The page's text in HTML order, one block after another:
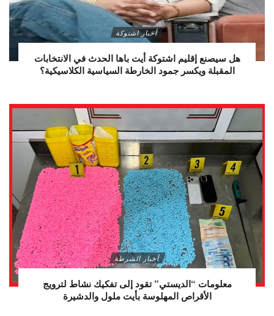
أخبار اشتوكة
هل سيصنع إقليم اشتوكة أيت باها الحدث في الانتخابات
المقبلة ويكسر جمود الخارطة السياسية الكلاسيكية؟
أخبار الشرطة
معلومات “الديستي” تقود إلى تفكيك نشاط لترويج
الأقراص المهلوسة بأيت ملول والدشيرة